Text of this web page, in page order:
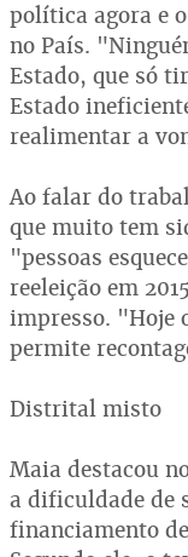
política agora e
no País.
Estado, que só
Estado
realimentar a
Ao falar do
que muito tem
"pessoas
reeleição em
impresso. "Hoje
permite
Distrital misto
Maia destacou
a dificuldade de
financiamento